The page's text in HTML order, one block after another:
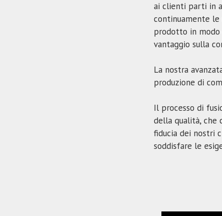
ai clienti parti in
continuamente
prodotto in
vantaggio sulla
La nostra
produzione di
Il processo di
della qualità, che
fiducia dei nostri
soddisfare le